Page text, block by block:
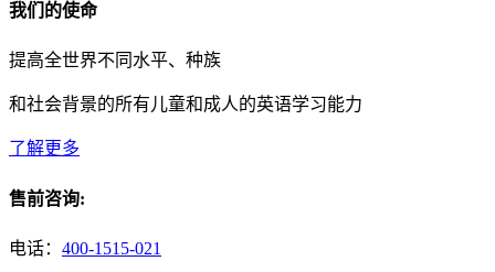
我们的使命
提高全世界不同水平、种族
和社会背景的所有儿童和成人的英语学习能力
了解更多
售前咨询:
电话： 400-1515-021